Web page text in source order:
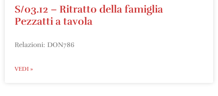
S/03.12 – Ritratto della famiglia
Pezzatti a tavola
Relazioni: DON786
VEDI »